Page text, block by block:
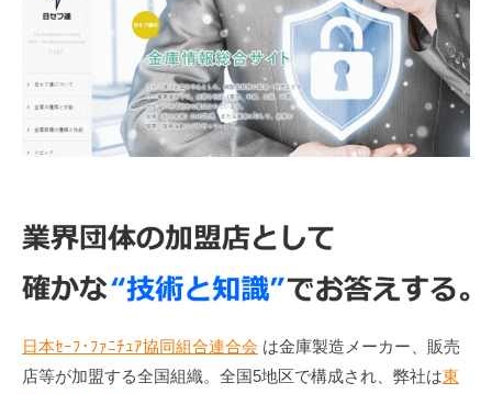
日本ｾｰﾌ･ﾌｧﾆﾁｭｱ協同組合連合会 は金庫製造メーカー、販売
店等が加盟する全国組織。全国5地区で構成され、弊社は東